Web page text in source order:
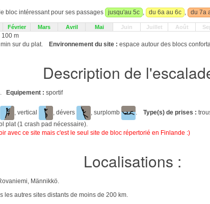
bloc intéressant pour ses passages jusqu'au 5c , du 6a au 6c , du 7a
Février Mars Avril Mai Juin Juillet Août
100 m
sur du plat. Environnement du site : espace autour des blocs
Description de
Equipement : sportif
, vertical , dévers , surplomb . Type(s) de prises :
plat (1 crash pad nécessaire).
avec ce site mais c'est le seul site de bloc répertorié en Finlande :)
Localisations :
Männikkö.
les autres sites distants de moins de 200 km.